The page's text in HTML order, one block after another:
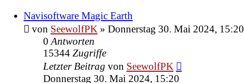
Navisoftware Magic Earth
von SeewolfPK » Donnerstag 30. Mai 2024, 15:20
0 Antworten
15344 Zugriffe
Letzter Beitrag von SeewolfPK
Donnerstag 30. Mai 2024, 15:20